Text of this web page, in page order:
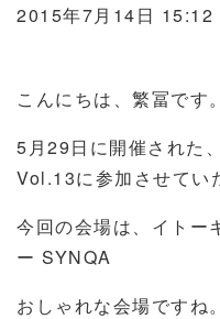
ツ2015年7月14日 15:12
こんにちは、繁冨です。
5月29日に開催された
Vol.13に参加させてい
今回の会場は、イトー
ー SYNQA
おしゃれな会場ですね。